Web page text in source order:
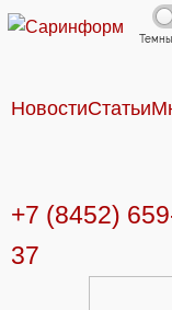
НовостиСтатьи
+7 (8452)
37